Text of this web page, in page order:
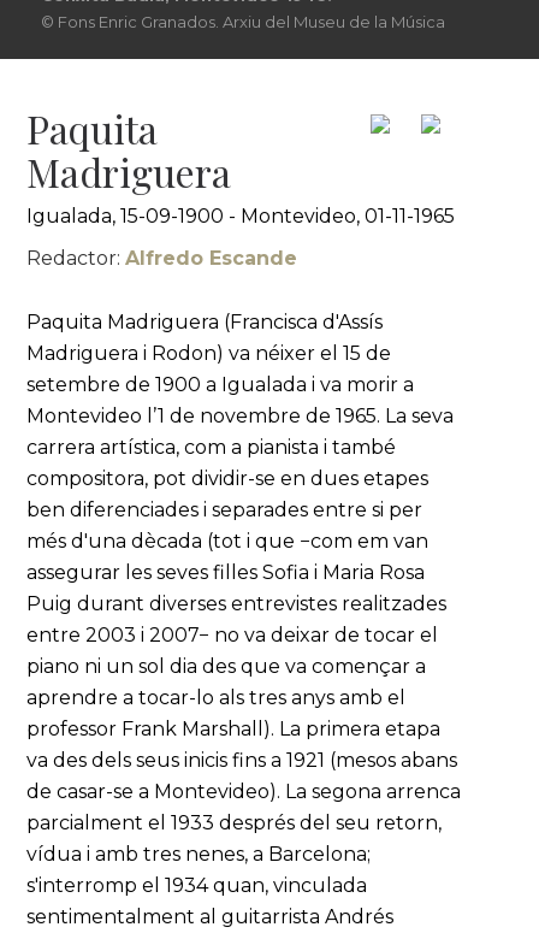
© Fons Enric Granados. Arxiu del Museu de la Música
Paquita
Madriguera
Igualada, 15-09-1900 - Montevideo, 01-11-1965
Redactor:Alfredo Escande
Paquita Madriguera (Francisca d'Assís
Madriguera i Rodon) va néixer el 15 de
setembre de 1900 a Igualada i va morir a
Montevideo l’1 de novembre de 1965. La seva
carrera artística, com a pianista i també
compositora, pot dividir-se en dues etapes
ben diferenciades i separades entre si per
més d'una dècada (tot i que −com em van
assegurar les seves filles Sofia i Maria Rosa
Puig durant diverses entrevistes realitzades
entre 2003 i 2007− no va deixar de tocar el
piano ni un sol dia des que va començar a
aprendre a tocar-lo als tres anys amb el
professor Frank Marshall). La primera etapa
va des dels seus inicis fins a 1921 (mesos abans
de casar-se a Montevideo). La segona arrenca
parcialment el 1933 després del seu retorn,
vídua i amb tres nenes, a Barcelona;
s'interromp el 1934 quan, vinculada
sentimentalment al guitarrista Andrés